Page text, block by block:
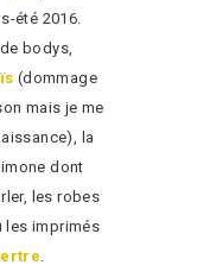
été 2016.
bodys,
(dommage
mais je me
la
dont
les robes
les imprimés
.